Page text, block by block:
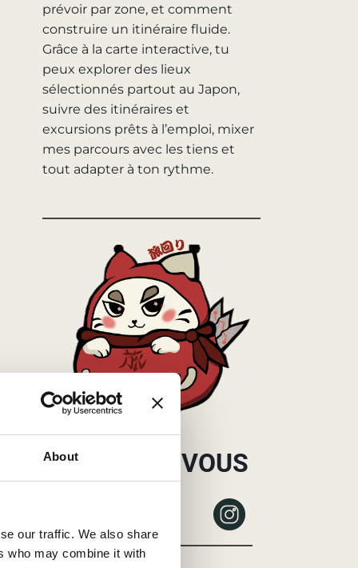
About
our traffic. We also share
who may combine it with
prévoir par zone, et comment
construire un itinéraire fluide.
Grâce à la carte interactive, tu
peux explorer des lieux
sélectionnés partout au Japon,
suivre des itinéraires et
excursions prêts à l’emploi, mixer
mes parcours avec les tiens et
tout adapter à ton rythme.
ABONNEZ-VOUS